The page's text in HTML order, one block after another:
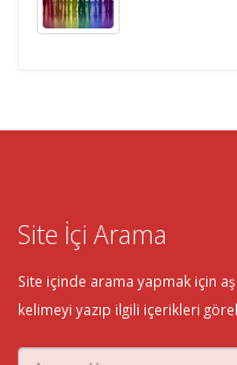
Site İçi Arama
Site içinde arama yapmak için
kelimeyi yazıp ilgili içerikleri